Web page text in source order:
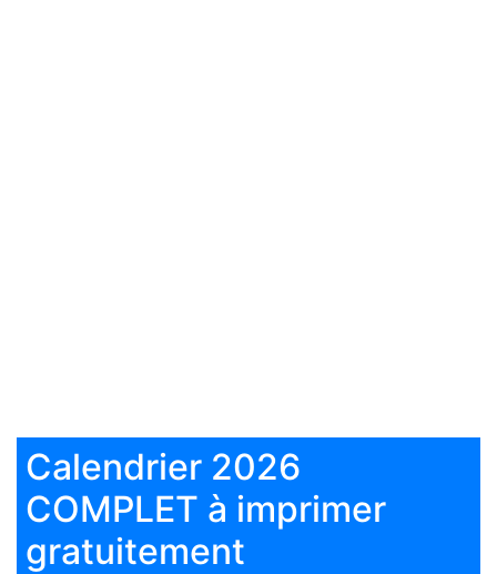
Calendrier 2026
COMPLET à imprimer
gratuitement